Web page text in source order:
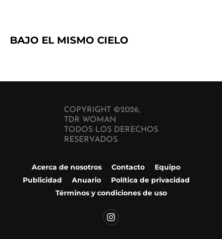
BAJO EL MISMO CIELO
COPYRIGHT ©2026,
TDR WOMAN
TODOS LOS DERECHOS
RESERVADOS.
Acerca de nosotros Contacto
Equipo
Publicidad
Anuario
Política de privacidad
Términos y condiciones de uso